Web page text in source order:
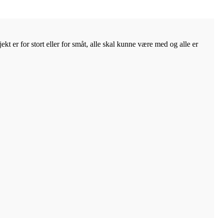
er for stort eller for småt, alle skal kunne være med og alle er